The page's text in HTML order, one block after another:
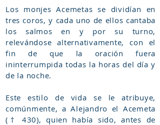
Los monjes Acemetas se dividían en
tres coros, y cada uno de ellos cantaba
los salmos en y por su turno,
relevándose alternativamente, con el
fin de que la oración fuera
ininterrumpida todas la horas del día y
de la noche.
Este estilo de vida se le atribuye,
comúnmente, a Alejandro el Acemeta
(† 430), quien había sido, antes de